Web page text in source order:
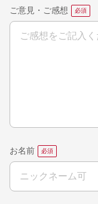
ご意見・ご感想
お名前